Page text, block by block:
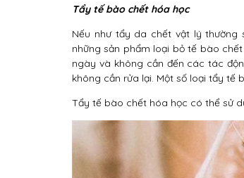
Tẩy tế bào chết hóa học
Nếu như tẩy da chết vật lý
những sản phẩm loại bỏ tế bào
ngày và không cần đến các tác
không cần rửa lại. Một số loại tẩy tế
Tẩy tế bào chết hóa học có thể sử